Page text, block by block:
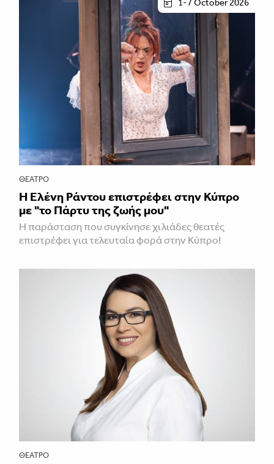
1-7 October 2026
ΘΈΑΤΡΟ
H Ελένη Ράντου επιστρέφει στην Κύπρο
με "το Πάρτυ της ζωής μου"
Η παράσταση που συγκίνησε χιλιάδες θεατές
επιστρέφει για τελευταία φορά στην Κύπρο!
ΘΈΑΤΡΟ